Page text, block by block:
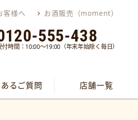
客様へ お酒販売（moment）
555-438
付時間：10:00～19:00（年末年始除く毎日）
るご質問 店舗一覧